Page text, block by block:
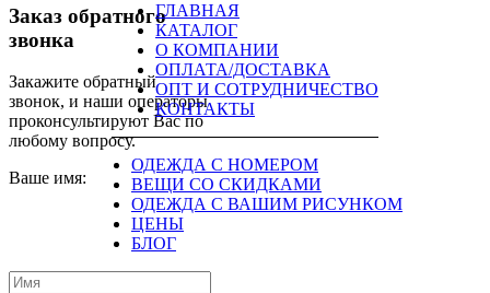
ГЛАВНАЯ
КАТАЛОГ
О КОМПАНИИ
ОПЛАТА/ДОСТАВКА
ОПТ И СОТРУДНИЧЕСТВО
КОНТАКТЫ
ОДЕЖДА С НОМЕРОМ
ВЕЩИ СО СКИДКАМИ
ОДЕЖДА С ВАШИМ РИСУНКОМ
ЦЕНЫ
БЛОГ
Заказ обратного
звонка
Закажите обратный
звонок, и наши операторы
проконсультируют Вас по
любому вопросу.
Ваше имя: